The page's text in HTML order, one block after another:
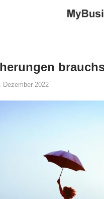
Dezember 2022